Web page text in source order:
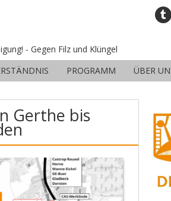
- Gegen Filz und Klüngel
PROGRAMM ÜBER
Gerthe bis